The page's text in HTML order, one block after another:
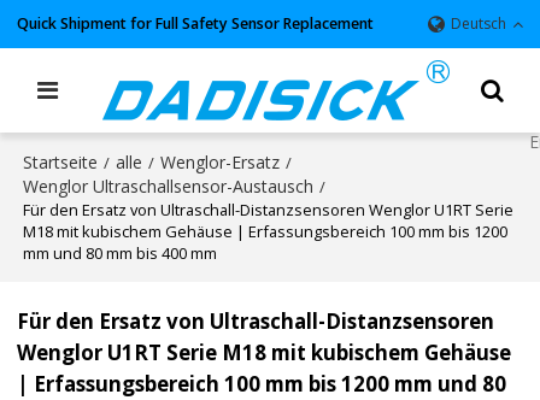
Quick Shipment for Full Safety Sensor Replacement Deutsch
Startseite / alle / Wenglor-Ersatz /
Wenglor Ultraschallsensor-Austausch /
Für den Ersatz von Ultraschall-Distanzsensoren Wenglor U1RT Serie
M18 mit kubischem Gehäuse | Erfassungsbereich 100 mm bis 1200
mm und 80 mm bis 400 mm
Für den Ersatz von Ultraschall-Distanzsensoren
Wenglor U1RT Serie M18 mit kubischem Gehäuse
| Erfassungsbereich 100 mm bis 1200 mm und 80